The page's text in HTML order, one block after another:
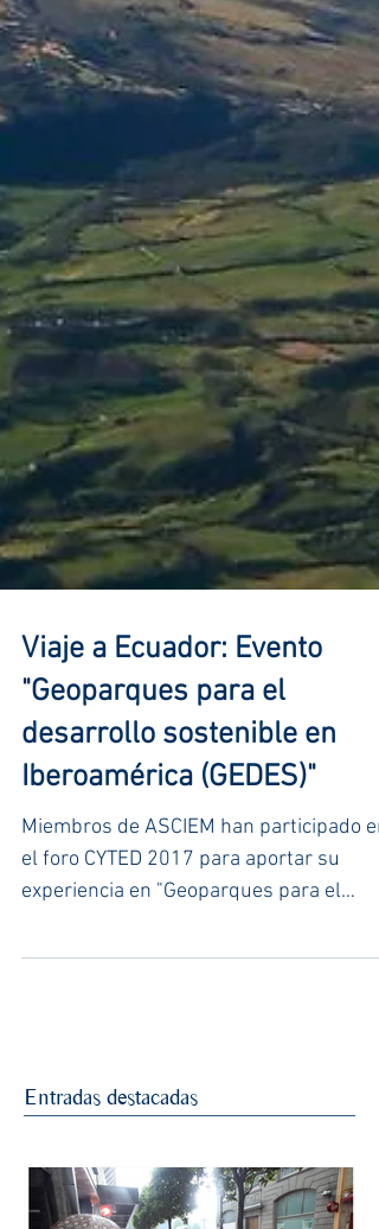
Viaje a Ecuador: Evento
"Geoparques para el
desarrollo sostenible en
Iberoamérica (GEDES)"
Miembros de ASCIEM han participado en
el foro CYTED 2017 para aportar su
desarrollo sostenible en Ib